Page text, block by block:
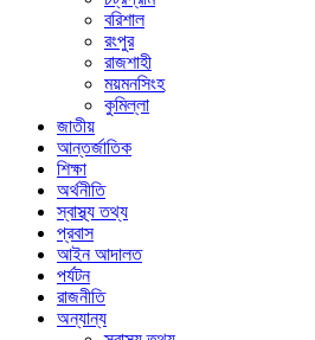
বরিশাল
রংপুর
রাজশাহী
ময়মনসিংহ
কুমিল্লা
জাতীয়
আন্তর্জাতিক
শিক্ষা
অর্থনীতি
স্বাস্থ্য তথ্য
প্রবাস
আইন আদালত
পর্যটন
রাজনীতি
অন্যান্য